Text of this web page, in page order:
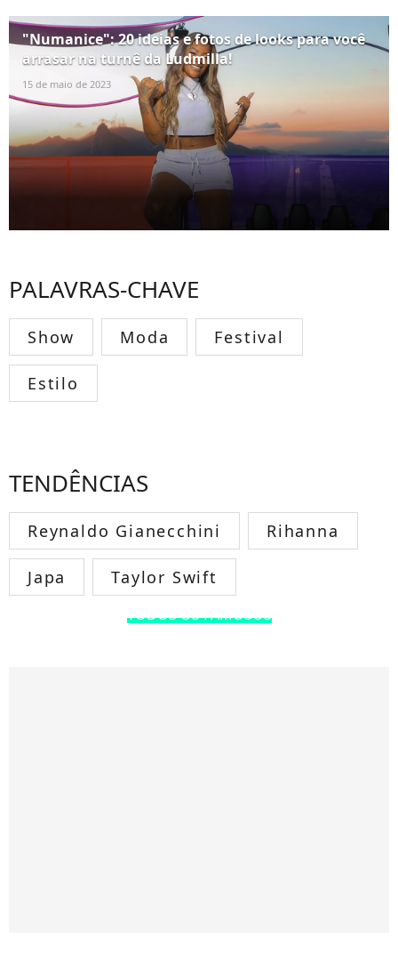
"Numanice": 20 ideias e fotos de looks para você
arrasar na turnê da Ludmilla!
15 de maio de 2023
PALAVRAS-CHAVE
Show Moda Festival
Estilo
TENDÊNCIAS
Reynaldo Gianecchini Rihanna
Japa Taylor Swift
TODOS OS FAMOSOS